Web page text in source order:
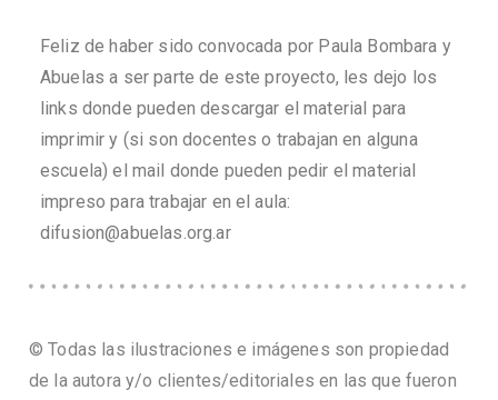
Feliz de haber sido convocada por Paula Bombara y
Abuelas a ser parte de este proyecto, les dejo los
links donde pueden descargar el material para
imprimir y (si son docentes o trabajan en alguna
escuela) el mail donde pueden pedir el material
impreso para trabajar en el aula:
difusion@abuelas.org.ar
© Todas las ilustraciones e imágenes son propiedad
de la autora y/o clientes/editoriales en las que fueron